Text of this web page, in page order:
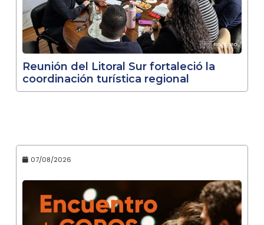
Reunión del Litoral Sur fortaleció la
coordinación turística regional
07/08/2026